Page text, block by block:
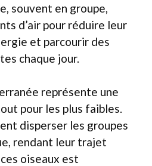
souvent en groupe,
d’air pour réduire leur
et parcourir des
chaque jour.
représente une
pour les plus faibles.
disperser les groupes
rendant leur trajet
oiseaux est